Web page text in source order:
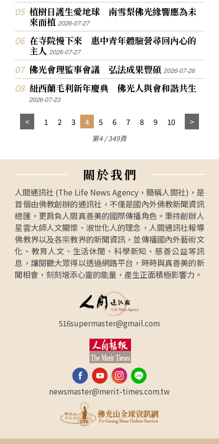
植樹日護生愛地球 南雪梨佛光緣響應為未
來而植2026-07-27
在寺院慢下來 惠中青年體驗營尋回內心的
主人2026-07-27
佛光會理監事會議 弘法成果豐碩2026-07-26
紐西蘭毛利新年慶典 佛光人與會和諧共生
2026-07-23
1 2 3 4 5 6 7 8 9 10
第4 / 349頁
關於我們
人間通訊社 (The Life News Agency，簡稱人間社)，是
首個由佛教創辦的通訊社，不僅是國內外佛教新聞資訊
總匯，更肩負人間真善美的國際傳播角色。秉持創辦人
星雲大師人文關懷、淑世化人的理念，人間通訊社報導
佛教界以及各宗教界的新聞資訊，並傳播國內外藝術文
化、教育人文、生活休閒、科學新知、慈善公益等訊
息，讓閱聽大眾得以透過網路平台，時時與真善美的新
聞相會，刻刻增添心靈的能量，產生正面積極影響力。
516supermaster@gmail.com
newsmaster@merit-times.com.tw